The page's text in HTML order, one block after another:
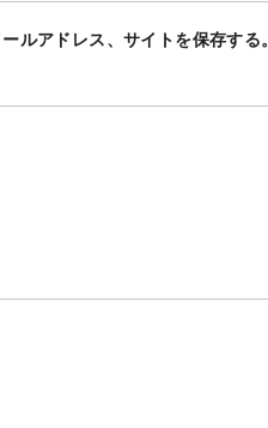
ルアドレス、サイトを保存する。